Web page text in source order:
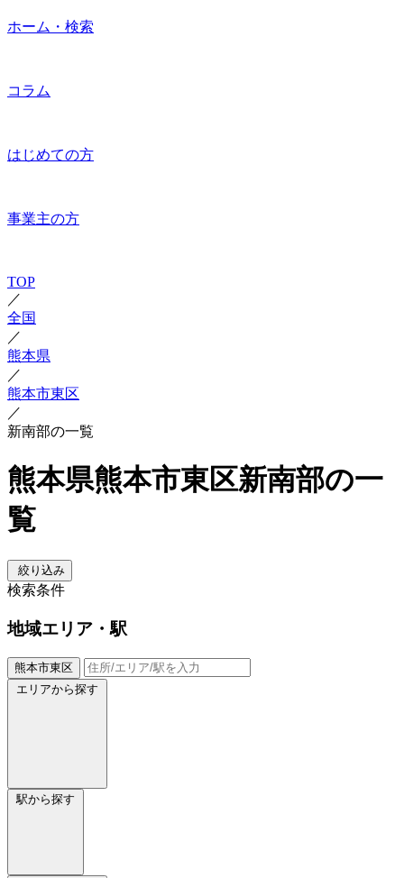
ホーム・検索
コラム
はじめての方
事業主の方
TOP
／
全国
／
熊本県
／
熊本市東区
／
新南部の一覧
熊本県熊本市東区新南部の一
覧
絞り込み
検索条件
地域エリア・駅
熊本市東区
エリアから探す
駅から探す